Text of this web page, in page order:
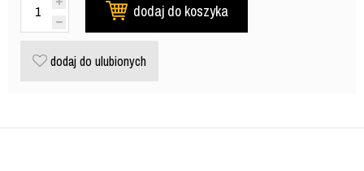
dodaj do koszyka
dodaj do ulubionych